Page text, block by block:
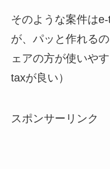
そのような案件は
が、パッと作れる
ェアの方が使いや
taxが良い）
スポンサーリンク